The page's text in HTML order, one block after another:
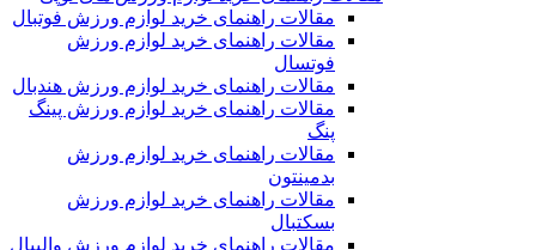
مقالات راهنمای خرید لوازم ورزش فوتبال
مقالات راهنمای خرید لوازم ورزش
فوتسال
مقالات راهنمای خرید لوازم ورزش هندبال
مقالات راهنمای خرید لوازم ورزش پینگ
پنگ
مقالات راهنمای خرید لوازم ورزش
بدمینتون
مقالات راهنمای خرید لوازم ورزش
بسکتبال
مقالات راهنمای خرید لوازم ورزش والیبال